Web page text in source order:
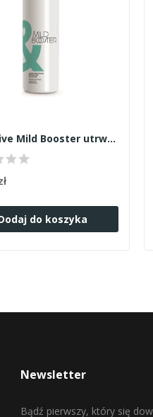
Selective Mild Booster utrwalacz 1000ml
do koszyka
Newsletter
Bądź pierwszy, który się